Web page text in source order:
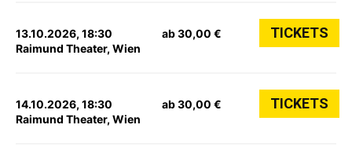
13.10.2026, 18:30
Raimund Theater, Wien
ab 30,00 € TICKETS
14.10.2026, 18:30
Raimund Theater, Wien
ab 30,00 € TICKETS